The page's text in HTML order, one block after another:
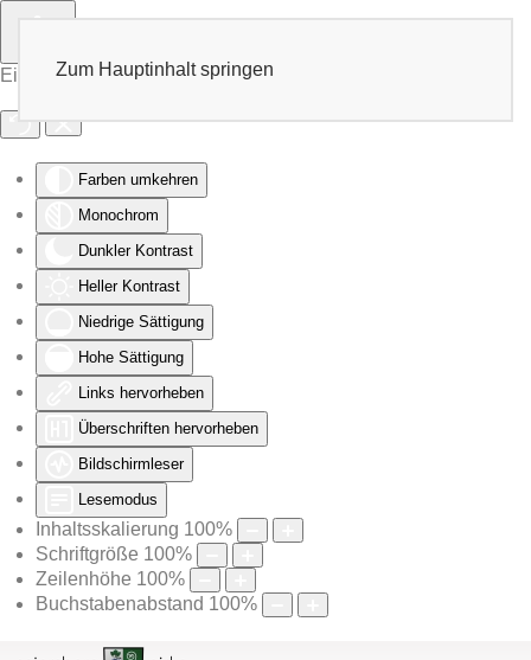
Eingabehilfen öffnen
Farben umkehren
Monochrom
Dunkler Kontrast
Heller Kontrast
Niedrige Sättigung
Hohe Sättigung
Links hervorheben
Überschriften hervorheben
Bildschirmleser
Lesemodus
Inhaltsskalierung 100%
Schriftgröße 100%
Zeilenhöhe 100%
Buchstabenabstand 100%
Zum Hauptinhalt springen